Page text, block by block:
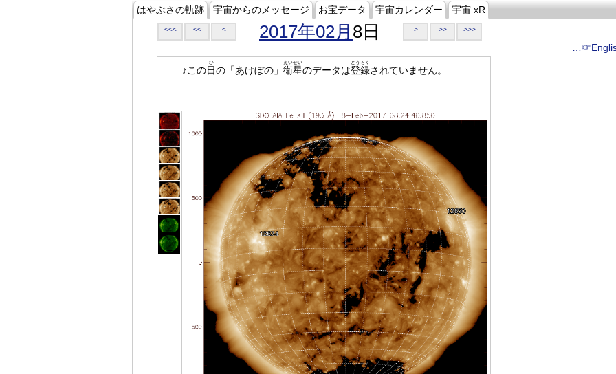
はやぶさの軌跡 宇宙からのメッセージ お宝データ 宇宙カレンダー 宇宙 xR
<<< << < 2017年02月 8日 > >> >>>
♪この日
ひ
の「あけぼの」 衛星
えいせい
のデータは登録
とうろく
されていません。